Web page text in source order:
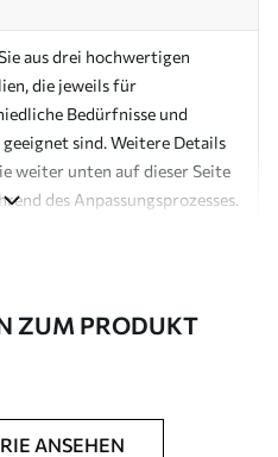
aus drei hochwertigen
die jeweils für
Bedürfnisse und
geeignet sind. Weitere Details
weiter unten auf dieser Seite
des Anpassungsprozesses.
cm Breite geliefert.
ZUM PRODUKT
ANSEHEN